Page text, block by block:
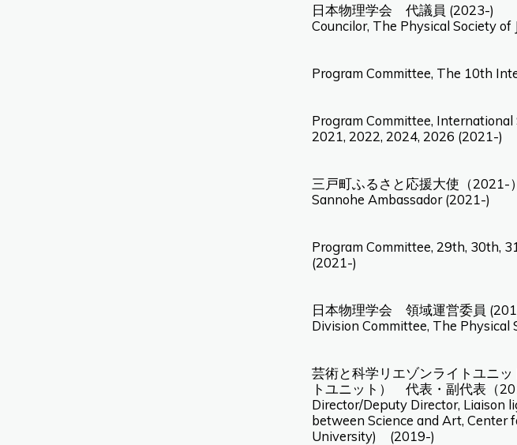
日本物理学会 代議員 (2023-)
Councilor, The Physical Society of
Program Committee, The 10th
Program Committee,
2021, 2022, 2024, 2026 (2021-)
三戸町ふるさと応援大使（2021-）
Sannohe Ambassador (2021-)
Program Committee, 29th, 30th,
(2021-)
日本物理学会 領域運営委員
Division Committee, The
芸術と科学リエゾンライトユニ
トユニット） 代表・副代表（
Director/Deputy Director, Liaison
between Science and Art, Center
University) (2019-)